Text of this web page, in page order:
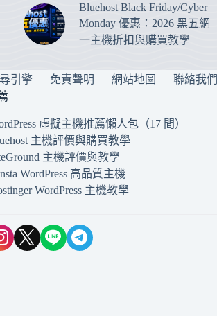
Bluehost Black Friday/Cyber
Monday 優惠：2026 黑五網
一主機折扣與購買教學
引擎 免責聲明 網站地圖 聯絡我們
虛擬主機推薦懶人包（17 間）
主機評價與購買教學
主機評價與教學
WordPress 高品質主機
WordPress 主機教學